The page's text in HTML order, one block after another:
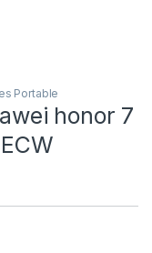
Portable
honor 7